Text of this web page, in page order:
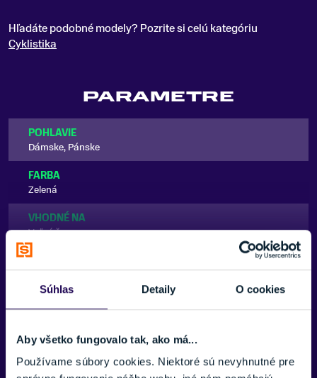
Súhlas Detaily O cookies
Aby všetko fungovalo tak, ako má...
Používame súbory cookies. Niektoré sú nevyhnutné pre
Hľadáte podobné modely? Pozrite si celú kategóriu
Cyklistika
PARAMETRE
POHLAVIE
Dámske, Pánske
FARBA
Zelená
VHODNÉ NA
Voľný čas
ZNAČKA
Zobraziť menej
Zobraziť viac